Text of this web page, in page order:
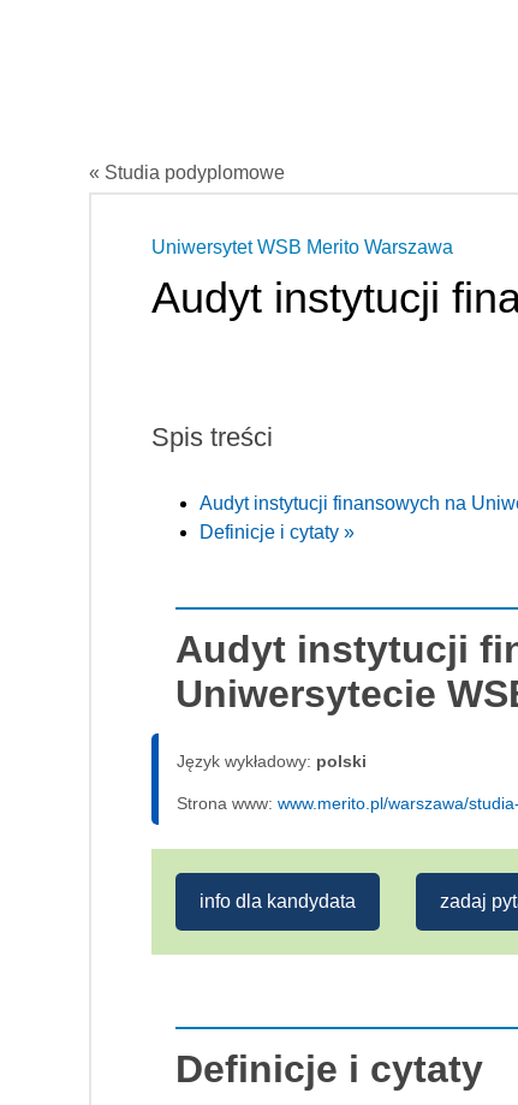
« Studia podyplomowe
Uniwersytet WSB Merito Warszawa
Audyt instytucji
Spis treści
Audyt instytucji finansowych na
Definicje i cytaty »
Audyt instytucji
Uniwersytecie
Język wykładowy: polski
Strona www: www.merito.pl/warszawa/
info dla kandydata zadaj
Definicje i cytaty